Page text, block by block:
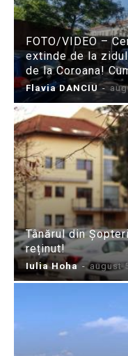
FOTO/VIDEO –
extinde de la
de la Coroana!
Flavia DANCIU -
Tânărul din
reținut!
Iulia Hoha - august